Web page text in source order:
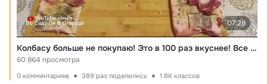
07:28
Колбасу больше не покупаю! Это в 100 раз вкуснее! Все просят поделиться рецептом
60 864 просмотра
0 комментариев 389 раз поделились 1.8K классов